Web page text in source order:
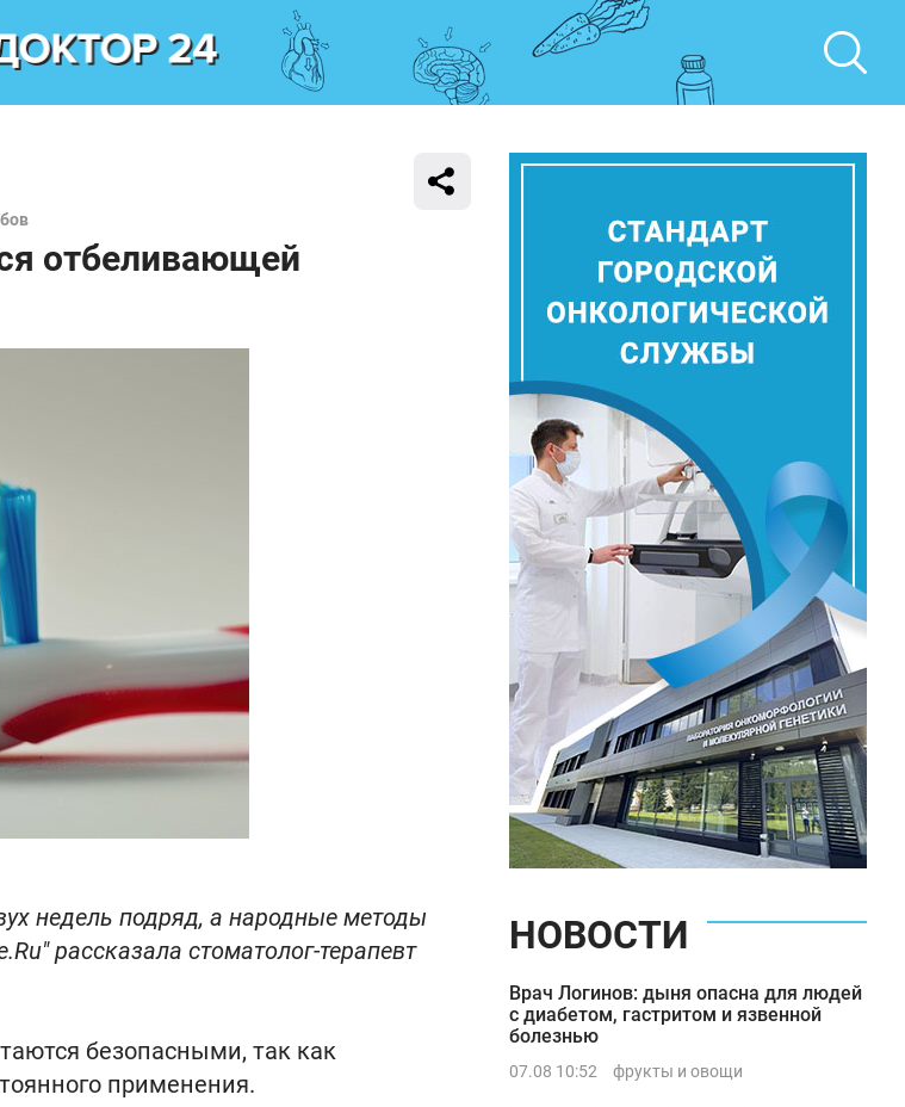
отбеливающей
недель подряд, а народные методы
рассказала стоматолог-терапевт
безопасными, так как
применения.
НОВОСТИ
Врач Логинов: дыня опасна для людей
с диабетом, гастритом и язвенной
болезнью
07.08 10:52 фрукты и овощи